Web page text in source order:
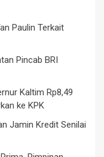
Paulin Terkait
Pincab BRI
Kaltim Rp8,49
ke KPK
Jamin Kredit Senilai